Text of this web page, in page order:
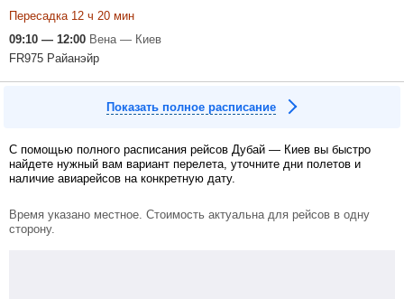
Пересадка 12 ч 20 мин
09:10 — 12:00 Вена — Киев
FR975 Райанэйр
Показать полное расписание
С помощью полного расписания рейсов Дубай — Киев вы быстро
найдете нужный вам вариант перелета, уточните дни полетов и
наличие авиарейсов на конкретную дату.
Время указано местное. Стоимость актуальна для рейсов в одну
сторону.